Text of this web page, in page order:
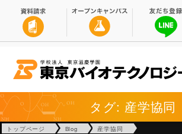
タグ: 産学協同
トップページ Blog 産学協同